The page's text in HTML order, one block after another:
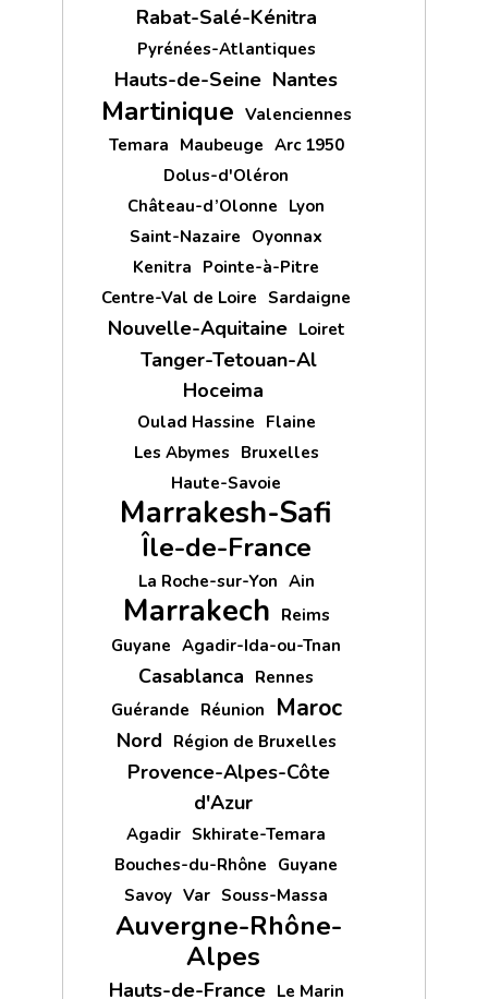
Rabat-Salé-Kénitra
Pyrénées-Atlantiques
Hauts-de-Seine Nantes
Martinique Valenciennes
Temara Maubeuge Arc 1950
Dolus-d'Oléron
Château-d’Olonne Lyon
Saint-Nazaire Oyonnax
Kenitra Pointe-à-Pitre
Centre-Val de Loire Sardaigne
Nouvelle-Aquitaine Loiret
Tanger-Tetouan-Al
Hoceima
Oulad Hassine Flaine
Les Abymes Bruxelles
Haute-Savoie
Marrakesh-Safi
Île-de-France
La Roche-sur-Yon Ain
Marrakech Reims
Guyane Agadir-Ida-ou-Tnan
Casablanca Rennes
Guérande Réunion Maroc
Nord Région de Bruxelles
Provence-Alpes-Côte
d'Azur
Agadir Skhirate-Temara
Bouches-du-Rhône Guyane
Savoy Var Souss-Massa
Auvergne-Rhône-
Alpes
Hauts-de-France Le Marin